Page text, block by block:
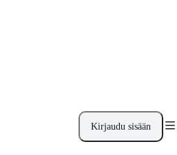
Kirjaudu sisään